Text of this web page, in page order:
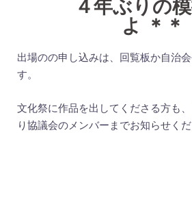
４年ぶりの模
よ ＊＊
出場のの申し込みは、回覧板か自治
す。
文化祭に作品を出してくださる方も
り協議会のメンバーまでお知らせくだ